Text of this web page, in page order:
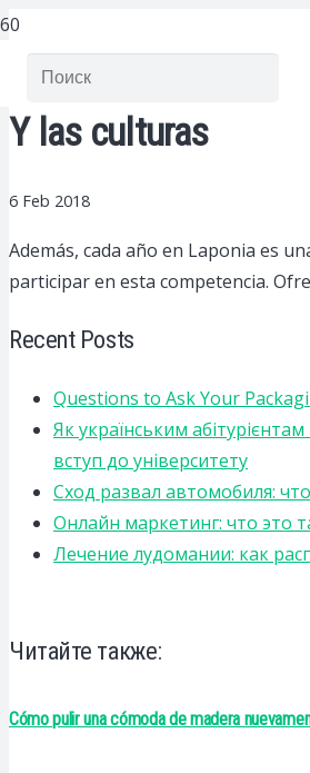
Y las culturas
6 Feb 2018
Además, cada año en Laponia es
participar en esta competencia.
Recent Posts
Questions to Ask Your
Як українським
вступ до університету
Сход развал автомобиля:
Онлайн маркетинг: что это
Лечение лудомании: как
Читайте также:
Cómo pulir una cómoda de madera